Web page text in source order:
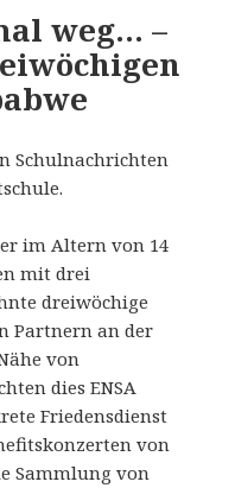
weg… –
Schulnachrichten
im Altern von 14
mit drei
dreiwöchige
Partnern an der
von
dies ENSA
Friedensdienst
von
Sammlung von